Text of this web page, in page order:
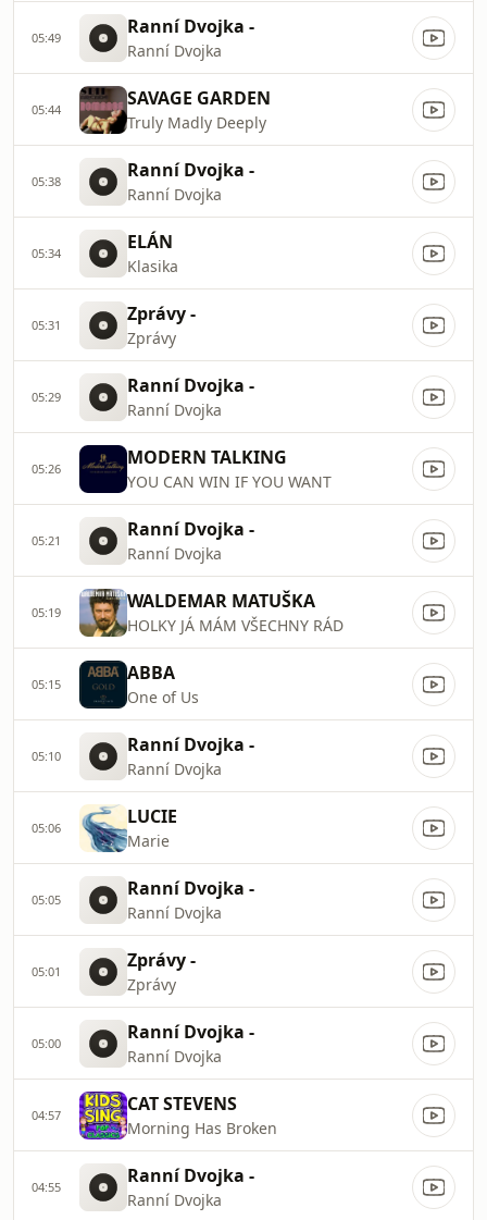
05:49 Ranní Dvojka -
Ranní Dvojka
05:44 SAVAGE GARDEN
Truly Madly Deeply
05:38 Ranní Dvojka -
Ranní Dvojka
05:34 ELÁN
Klasika
05:31 Zprávy -
Zprávy
05:29 Ranní Dvojka -
Ranní Dvojka
05:26 MODERN TALKING
YOU CAN WIN IF YOU WANT
05:21 Ranní Dvojka -
Ranní Dvojka
05:19 WALDEMAR MATUŠKA
HOLKY JÁ MÁM VŠECHNY RÁD
05:15 ABBA
One of Us
05:10 Ranní Dvojka -
Ranní Dvojka
05:06 LUCIE
Marie
05:05 Ranní Dvojka -
Ranní Dvojka
05:01 Zprávy -
Zprávy
05:00 Ranní Dvojka -
Ranní Dvojka
04:57 CAT STEVENS
Morning Has Broken
04:55 Ranní Dvojka -
Ranní Dvojka